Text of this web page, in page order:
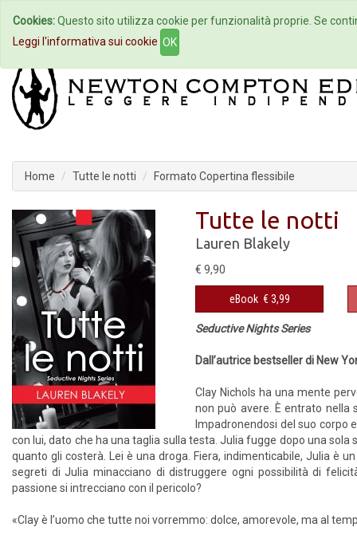
Home Autori Eventi
Home Tutte le notti Formato Copertina flessibile
Tutte le notti
Lauren Blakely
€ 9,90
eBook € 3,99
Seductive Nights Series
Dall’autrice bestseller di New
Clay Nichols ha una mente
non può avere. È entrato nella
Impadronendosi del suo corpo
con lui, dato che ha una taglia sulla testa. Julia fugge dopo una
quanto gli costerà. Lei è una droga. Fiera, indimenticabile, Julia è
segreti di Julia minacciano di distruggere ogni possibilità di
passione si intrecciano con il pericolo?
«Clay è l’uomo che tutte noi vorremmo: dolce, amorevole, ma al
Cookies:Questo sito utilizza cookie per funzionalità proprie. Se
Leggi l'informativa sui cookie OK